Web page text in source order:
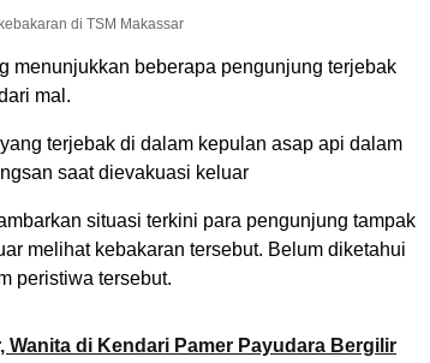
di TSM Makassar
menunjukkan beberapa pengunjung terjebak
mal.
terjebak di dalam kepulan asap api dalam
saat dievakuasi keluar
situasi terkini para pengunjung tampak
melihat kebakaran tersebut. Belum diketahui
peristiwa tersebut.
Wanita di Kendari Pamer Payudara Bergilir